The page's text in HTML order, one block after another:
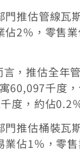
門推估管線瓦
佔2％，零售
言，推估全年
60,097千度
度，約佔0.2
門推估桶裝瓦
業佔1％，零